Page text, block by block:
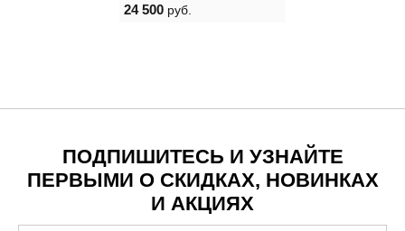
24 500 руб.
ПОДПИШИТЕСЬ И УЗНАЙТЕ
ПЕРВЫМИ О СКИДКАХ, НОВИНКАХ
И АКЦИЯХ